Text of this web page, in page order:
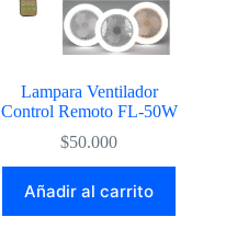
Lampara Ventilador
Control Remoto FL-50W
$50.000
Añadir al carrito